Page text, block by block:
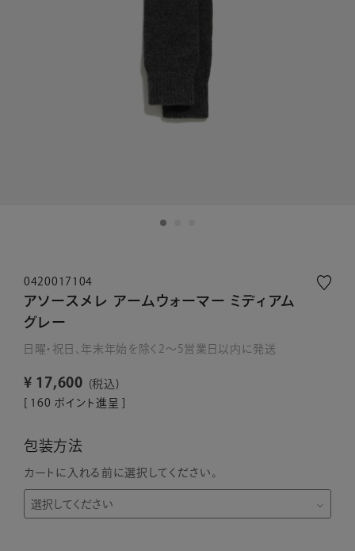
0420017104
アソースメレ アームウォーマー ミディアム
グレー
日曜・祝日、年末年始を除く2～5営業日以内に発送
¥ 17,600
税込
160 ポイント進呈 ]
包装方法
カートに入れる前に選択してください。